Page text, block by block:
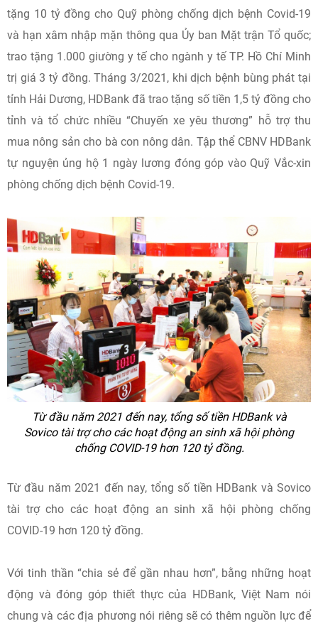
tặng 10 tỷ đồng cho Quỹ phòng chống dịch bệnh Covid-19
và hạn xâm nhập mặn thông qua Ủy ban Mặt trận Tổ quốc;
trao tặng 1.000 giường y tế cho ngành y tế TP. Hồ Chí Minh
trị giá 3 tỷ đồng. Tháng 3/2021, khi dịch bệnh bùng phát tại
tỉnh Hải Dương, HDBank đã trao tặng số tiền 1,5 tỷ đồng cho
tỉnh và tổ chức nhiều “Chuyến xe yêu thương” hỗ trợ thu
mua nông sản cho bà con nông dân. Tập thể CBNV HDBank
tự nguyện ủng hộ 1 ngày lương đóng góp vào Quỹ Vắc-xin
phòng chống dịch bệnh Covid-19.
Từ đầu năm 2021 đến nay, tổng số tiền HDBank và
Sovico tài trợ cho các hoạt động an sinh xã hội phòng
chống COVID-19 hơn 120 tỷ đồng.
Từ đầu năm 2021 đến nay, tổng số tiền HDBank và Sovico
tài trợ cho các hoạt động an sinh xã hội phòng chống
COVID-19 hơn 120 tỷ đồng.
Với tinh thần “chia sẻ để gần nhau hơn”, bằng những hoạt
động và đóng góp thiết thực của HDBank, Việt Nam nói
chung và các địa phương nói riêng sẽ có thêm nguồn lực để